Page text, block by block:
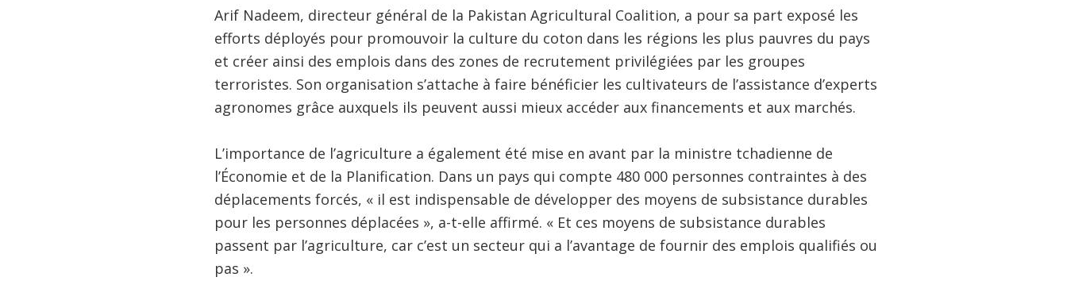
Arif Nadeem, directeur général de la Pakistan Agricultural Coalition, a pour sa part exposé les
efforts déployés pour promouvoir la culture du coton dans les régions les plus pauvres du pays
et créer ainsi des emplois dans des zones de recrutement privilégiées par les groupes
terroristes. Son organisation s’attache à faire bénéficier les cultivateurs de l’assistance d’experts
agronomes grâce auxquels ils peuvent aussi mieux accéder aux financements et aux marchés.
L’importance de l’agriculture a également été mise en avant par la ministre tchadienne de
l’Économie et de la Planification. Dans un pays qui compte 480 000 personnes contraintes à des
déplacements forcés, « il est indispensable de développer des moyens de subsistance durables
pour les personnes déplacées », a-t-elle affirmé. « Et ces moyens de subsistance durables
passent par l’agriculture, car c’est un secteur qui a l’avantage de fournir des emplois qualifiés ou
pas ».